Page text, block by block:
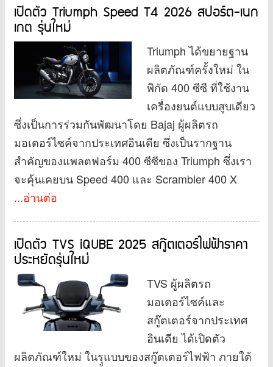
เปิดตัว Triumph Speed ​​T4 2026 สปอร์ต-เนก
เกต รุ่นใหม่
Triumph ได้ขยายฐาน
ผลิตภัณฑ์ครั้งใหม่ ใน
พิกัด 400 ซีซี ที่ใช้งาน
เครื่องยนต์แบบสูบเดียว
ซึ่งเป็นการร่วมกันพัฒนาโดย Bajaj ผู้ผลิตรถ
มอเตอร์ไซค์จากประเทศอินเดีย ซึ่งเป็นรากฐาน
สำคัญของแพลตฟอร์ม 400 ซีซีของ Triumph ซึ่งเรา
จะคุ้นเคยบน Speed ​​400 และ Scrambler 400 X
...อ่านต่อ
เปิดตัว TVS iQUBE 2025 สกู๊ตเตอร์ไฟฟ้าราคา
ประหยัดรุ่นใหม่
TVS ผู้ผลิตรถ
มอเตอร์ไซค์และ
สกู๊ตเตอร์จากประเทศ
อินเดีย ได้เปิดตัว
ผลิตภัณฑ์ใหม่ ในรุูแบบของสกู๊ตเตอร์ไฟฟ้า ภายใต้